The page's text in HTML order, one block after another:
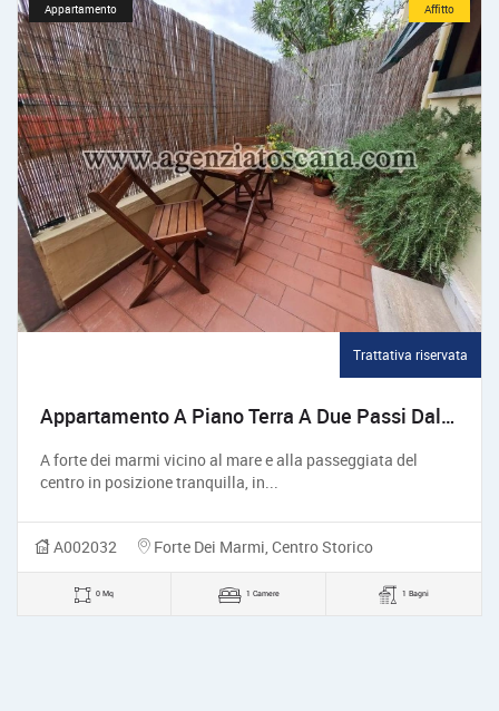
Trattativa riservata
Affitto
Appartamento
Appartamento A Piano Terra A Due Passi Dal Mare
A forte dei marmi vicino al mare e alla passeggiata del
centro in posizione tranquilla, in...
A002032 Forte Dei Marmi, Centro Storico
0 Mq 1 Camere 1 Bagni